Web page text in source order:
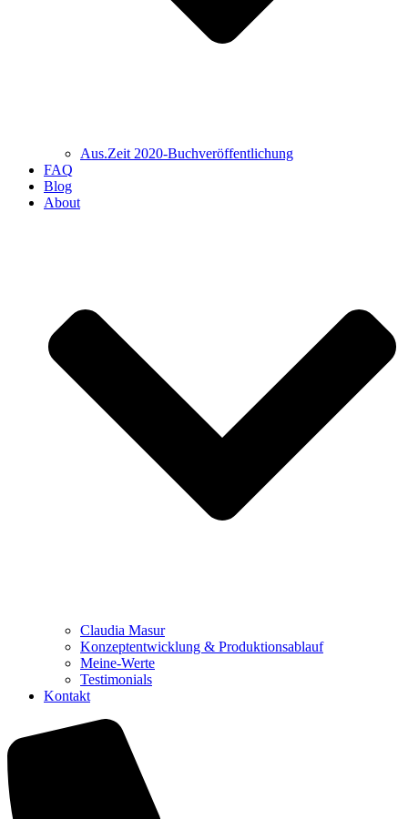
Aus.Zeit 2020-Buch­veröffentlichung
FAQ
Blog
About
Claudia Masur
Konzeptentwicklung & Produktionsablauf
Meine-Werte
Testimonials
Kontakt